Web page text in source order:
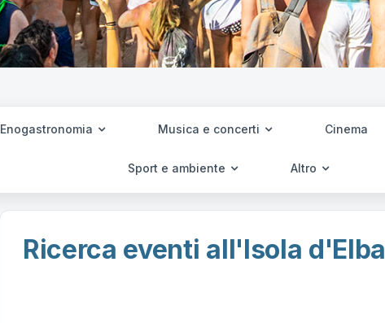
Enogastronomia Musica e concerti Cinema
Sport e ambiente Altro
Ricerca eventi all'Isola d'Elba